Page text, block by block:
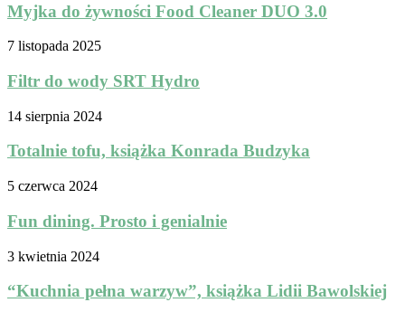
Myjka do żywności Food Cleaner DUO 3.0
7 listopada 2025
Filtr do wody SRT Hydro
14 sierpnia 2024
Totalnie tofu, książka Konrada Budzyka
5 czerwca 2024
Fun dining. Prosto i genialnie
3 kwietnia 2024
“Kuchnia pełna warzyw”, książka Lidii Bawolskiej